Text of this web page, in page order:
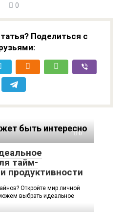
приложения для
0
Поделиться с
быть интересно
0
тайм-
продуктивности
Откройте мир личной
выбрать идеальное